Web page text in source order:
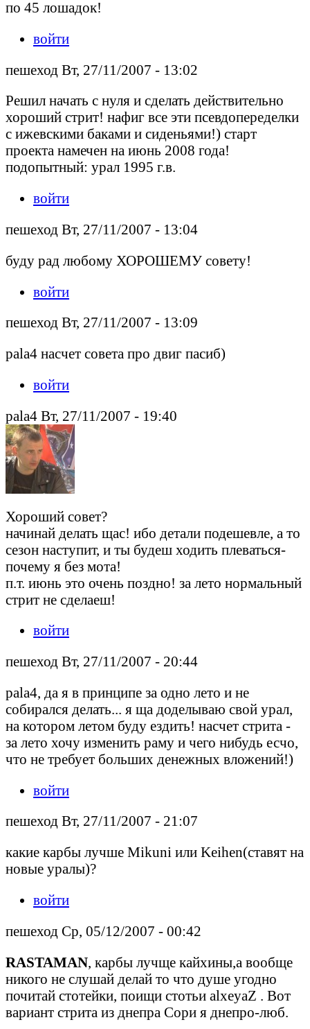
по 45 лошадок!
войти
пешеход Вт, 27/11/2007 - 13:02
Решил начать с нуля и сделать действительно
хороший стрит! нафиг все эти псевдопеределки
с ижевскими баками и сиденьями!) старт
проекта намечен на июнь 2008 года!
подопытный: урал 1995 г.в.
войти
пешеход Вт, 27/11/2007 - 13:04
буду рад любому ХОРОШЕМУ совету!
войти
пешеход Вт, 27/11/2007 - 13:09
pala4 насчет совета про двиг пасиб)
войти
pala4 Вт, 27/11/2007 - 19:40
Хороший совет?
начинай делать щас! ибо детали подешевле, а то
сезон наступит, и ты будеш ходить плеваться-
почему я без мота!
п.т. июнь это очень поздно! за лето нормальный
стрит не сделаеш!
войти
пешеход Вт, 27/11/2007 - 20:44
pala4, да я в принципе за одно лето и не
собирался делать... я ща доделываю свой урал,
на котором летом буду ездить! насчет стрита -
за лето хочу изменить раму и чего нибудь есчо,
что не требует больших денежных вложений!)
войти
пешеход Вт, 27/11/2007 - 21:07
какие карбы лучше Mikuni или Keihen(ставят на
новые уралы)?
войти
пешеход Ср, 05/12/2007 - 00:42
RASTAMAN, карбы лучще кайхины,а вообще
никого не слушай делай то что душе угодно
почитай стотейки, поищи стотьи alxeyaZ . Вот
вариант стрита из днепра Сори я днепро-люб.